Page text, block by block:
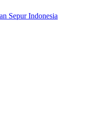
Sepur Indonesia